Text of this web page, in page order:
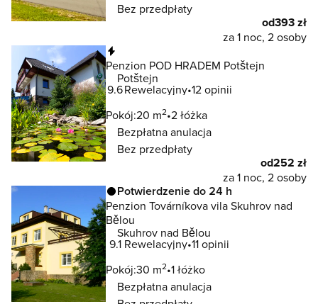
Bez przedpłaty
od393 zł
za 1 noc, 2 osoby
Penzion POD HRADEM Potštejn
Potštejn
9.6Rewelacyjny 12 opinii
Pokój:20 m2 2 łóżka
Bezpłatna anulacja
Bez przedpłaty
od252 zł
za 1 noc, 2 osoby
Potwierdzenie do 24 h
Penzion Továrníkova vila Skuhrov nad
Bělou
Skuhrov nad Bělou
9.1 Rewelacyjny 11 opinii
Pokój:30 m2 1 łóżko
Bezpłatna anulacja